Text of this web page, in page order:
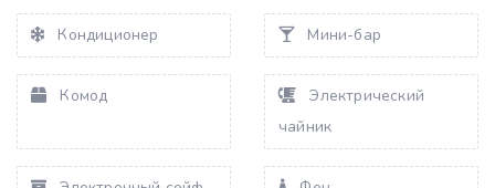
Кондиционер Мини-бар
Комод
Электрический
чайник